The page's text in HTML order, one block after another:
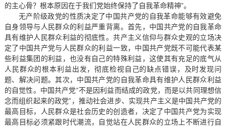
的主心骨？根本原因在于我们党始终保持了自我革命精神”。
无产阶级政党的性质决定了中国共产党的自我革命能够有效避免
自身领导与人民群众的利益严重背离。首先，中国共产党的自我革命
具有维护人民群众利益的彻底性。共产主义信仰与群众史观的立场决
定了中国共产党与人民群众的利益一致，中国共产党既不可能代表某
些利益集团的利益，也没有自己的特殊利益，这使其有充足的底气从
人民群众的根本利益出发，彻底检视自己的缺点错误，及时发现问
题、解决问题。其次，中国共产党的自我革命具有维护人民群众利益
的自觉性。中国共产党“不是因利益而结成的政党，而是以共同理想信
念而组织起来的政党”，推动社会进步、实现共产主义是中国共产党的
最高目标，人民群众是社会历史的创造者，决定了中国共产党为实现
最高目标必须紧跟时代潮流，自觉站在人民群众的立场上不断进行自